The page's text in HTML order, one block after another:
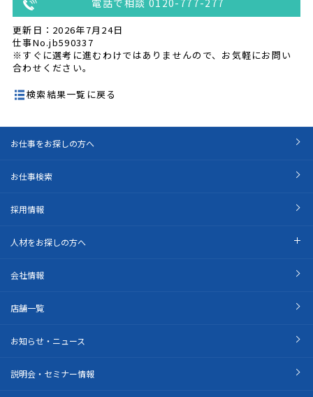
更新日：2026年7月24日
仕事No.jb590337
※すぐに選考に進むわけではありませんので、お気軽にお問い
合わせください。
検索結果一覧に戻る
お仕事をお探しの方へ
お仕事検索
採用情報
人材をお探しの方へ
会社情報
店舗一覧
お知らせ・ニュース
説明会・セミナー情報